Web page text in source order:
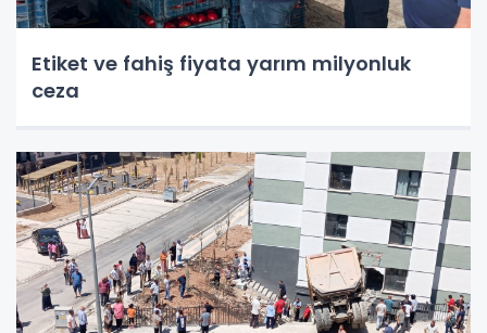
Etiket ve fahiş fiyata yarım milyonluk
ceza